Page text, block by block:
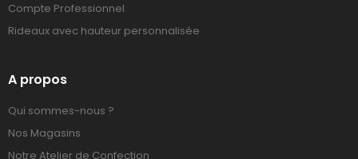
Compte Professionnel
Rideaux avec hauteur personnalisée
A propos
Qui sommes-nous ?
Nos Magasins
Notre Atelier de Confection